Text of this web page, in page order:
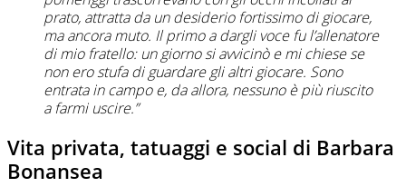
prato, attratta da un desiderio fortissimo di giocare,
ma ancora muto. Il primo a dargli voce fu l’allenatore
di mio fratello: un giorno si avvicinò e mi chiese se
non ero stufa di guardare gli altri giocare. Sono
entrata in campo e, da allora, nessuno è più riuscito
a farmi uscire.”
Vita privata, tatuaggi e social di Barbara
Bonansea